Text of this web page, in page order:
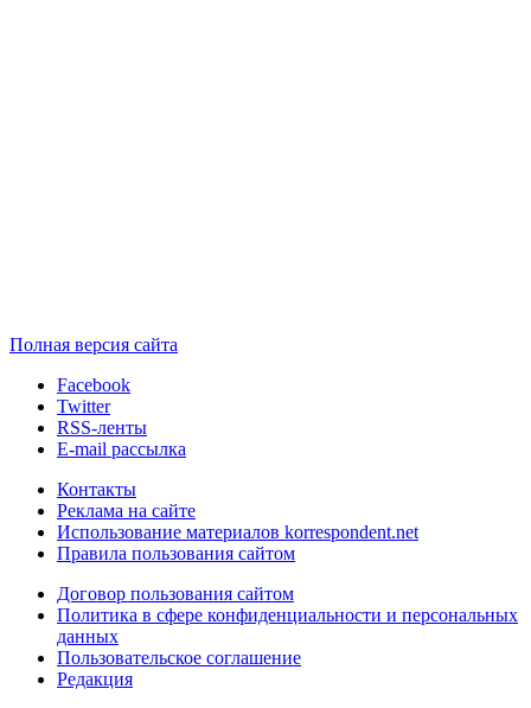
Полная версия сайта
Facebook
Twitter
RSS-ленты
E-mail рассылка
Контакты
Реклама на сайте
Использование материалов korrespondent.net
Правила пользования сайтом
Договор пользования сайтом
Политика в сфере конфиденциальности и персональных
данных
Пользовательское соглашение
Редакция